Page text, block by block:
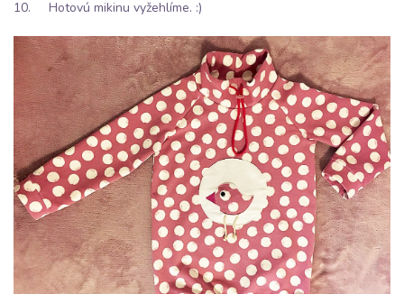
10. Hotovú mikinu vyžehlíme. :)